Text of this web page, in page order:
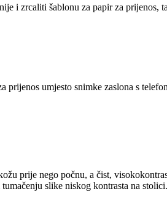
i zrcaliti šablonu za papir za
prijenos umjesto snimke zaslona s
prije nego počnu, a čist,
slike niskog kontrasta na stolici.